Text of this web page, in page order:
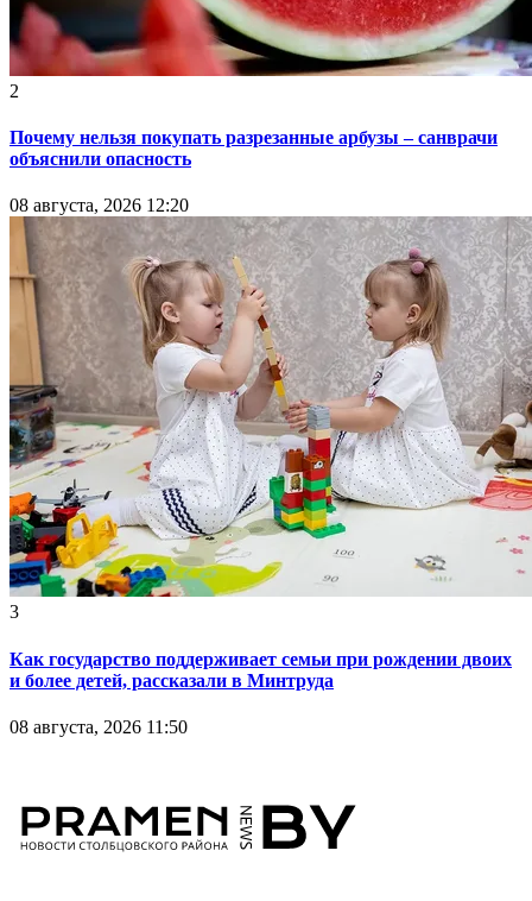
2
Почему нельзя покупать разрезанные арбузы – санврачи
объяснили опасность
08 августа, 2026 12:20
3
Как государство поддерживает семьи при рождении двоих
и более детей, рассказали в Минтруда
08 августа, 2026 11:50